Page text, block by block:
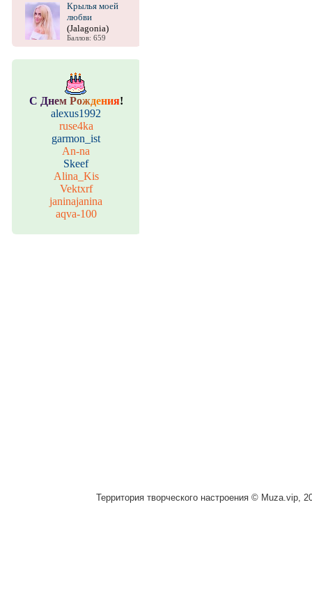
Крылья моей
любви
(Jalagonia)
Баллов: 659
С Днем Рождения!
alexus1992
ruse4ka
garmon_ist
An-na
Skeef
Alina_Kis
Vektxrf
janinajanina
aqva-100
Территория творческого настроения © Muza.vip,